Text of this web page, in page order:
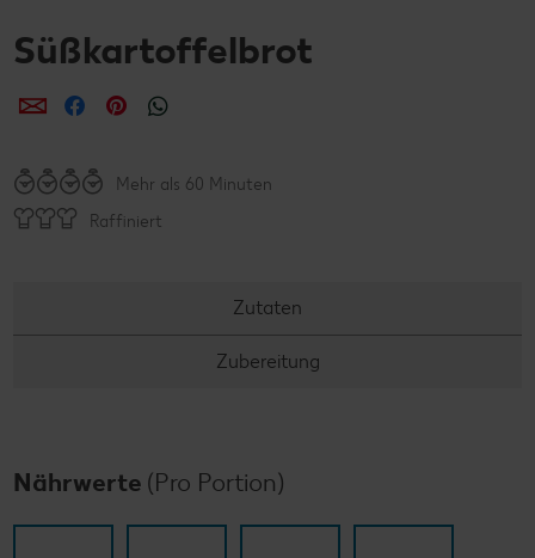
Süßkartoffelbrot
per E-Mail teilen
per Facebook teilen
per Pinterest teilen
Mehr als 60 Minuten
Raffiniert
Zutaten
Zubereitung
Nährwerte (Pro Portion)